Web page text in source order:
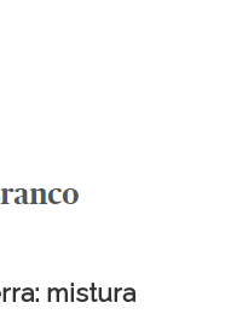
mistura